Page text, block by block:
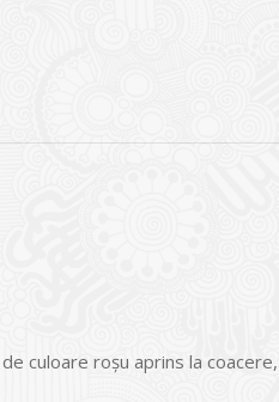
culoare roşu aprins la